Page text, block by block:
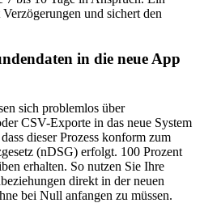
und sichert den
in die neue App
sich problemlos über
CSV-Exporte in das neue System
dieser Prozess konform zum
(nDSG) erfolgt. 100 Prozent
erhalten. So nutzen Sie Ihre
direkt in der neuen
bei Null anfangen zu müssen.